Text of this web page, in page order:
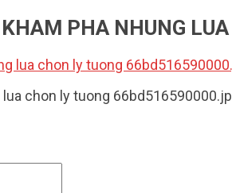
PHA NHUNG
chon ly tuong